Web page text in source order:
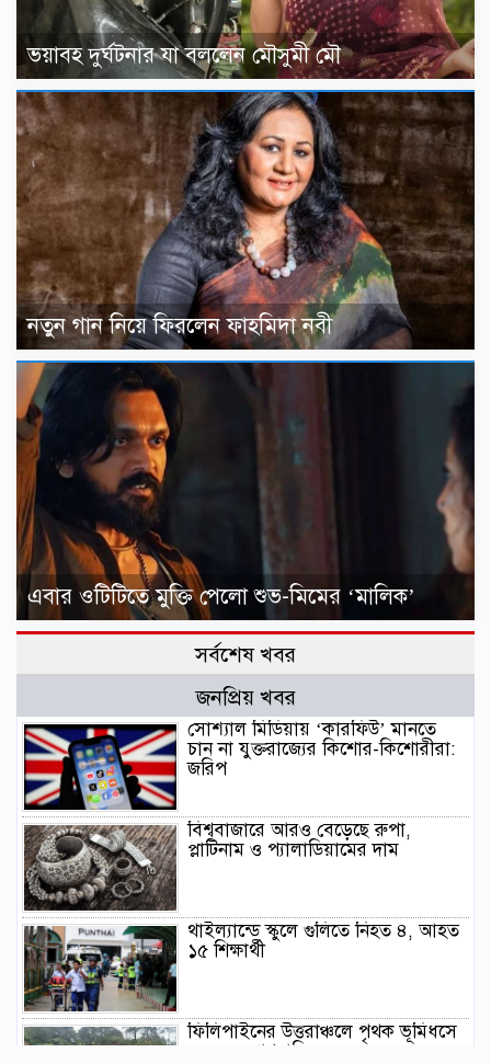
ভয়াবহ দুর্ঘটনার যা বললেন মৌসুমী মৌ
নতুন গান নিয়ে ফিরলেন ফাহমিদা নবী
এবার ওটিটিতে মুক্তি পেলো শুভ-মিমের ‘মালিক’
সর্বশেষ খবর
জনপ্রিয় খবর
সোশ্যাল মিডিয়ায় ‘কারফিউ’ মানতে
চান না যুক্তরাজ্যের কিশোর-কিশোরীরা:
জরিপ
বিশ্ববাজারে আরও বেড়েছে রুপা,
প্লাটিনাম ও প্যালাডিয়ামের দাম
থাইল্যান্ডে স্কুলে গুলিতে নিহত ৪, আহত
১৫ শিক্ষার্থী
ফিলিপাইনের উত্তরাঞ্চলে পৃথক ভূমিধসে
৪ জনের প্রাণহানি